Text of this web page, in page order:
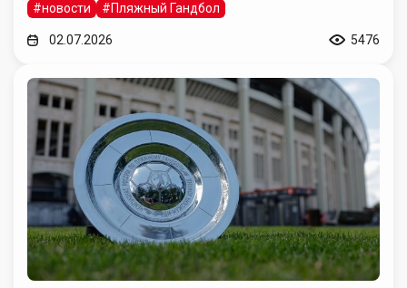
#новости #Пляжный Гандбол
02.07.2026 5476